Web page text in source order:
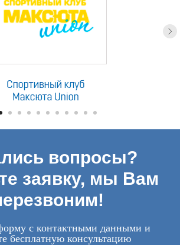
вопросы?
заявку, мы Вам
с контактными данными и
бесплатную консультацию